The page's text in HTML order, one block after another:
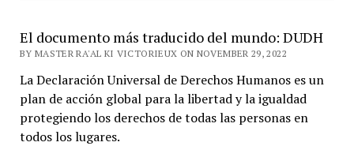
El documento más traducido del mundo: DUDH
BY MASTER RA'AL KI VICTORIEUX ON NOVEMBER 29, 2022
La Declaración Universal de Derechos Humanos es un
plan de acción global para la libertad y la igualdad
protegiendo los derechos de todas las personas en
todos los lugares.